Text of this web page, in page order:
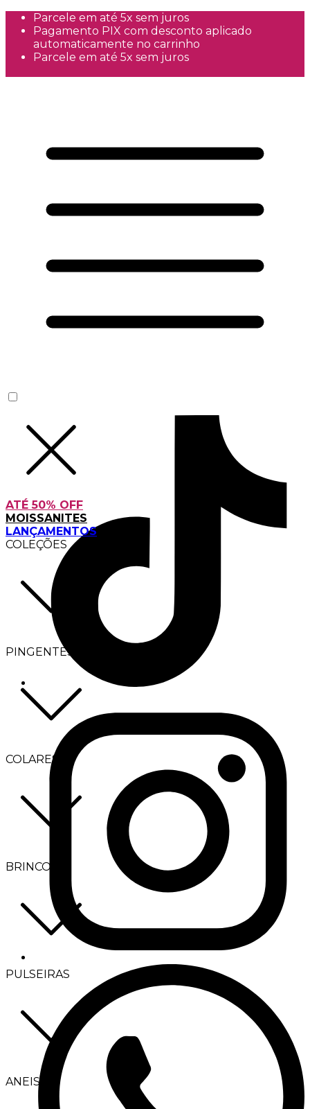
Parcele em até 5x sem juros
Pagamento PIX com desconto aplicado
automaticamente no carrinho
Parcele em até 5x sem juros
ATÉ 50% OFF
MOISSANITES
LANÇAMENTOS
COLEÇÕES
PINGENTES
COLARES
BRINCOS
PULSEIRAS
ANEIS